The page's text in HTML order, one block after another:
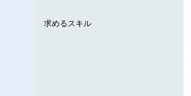
求めるスキル